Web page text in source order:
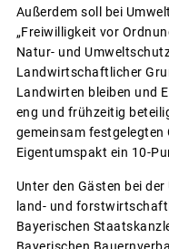
Außerdem soll bei
„Freiwilligkeit vor
Natur- und
Landwirtschaftlicher
Landwirten bleiben und
eng und frühzeitig
gemeinsam
Eigentumspakt ein 10-
Unter den Gästen bei
land- und
Bayerischen
Bayerischen